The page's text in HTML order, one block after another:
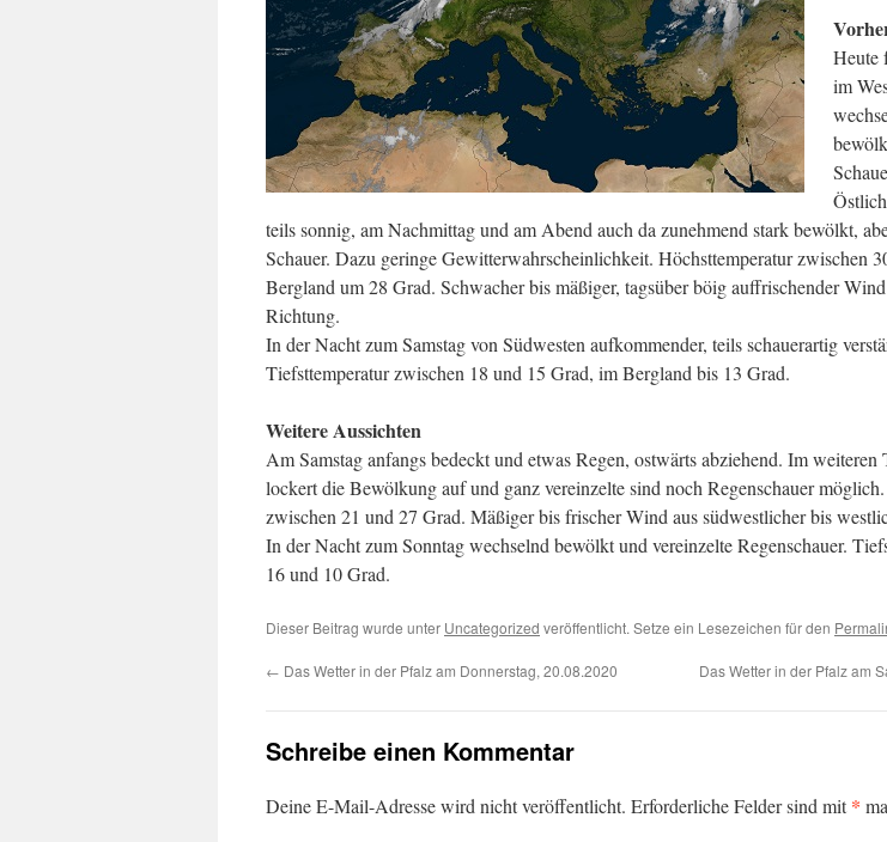
Heute
im
teils sonnig, am Nachmittag und am Abend auch da zunehmend stark bewölkt,
Schauer. Dazu geringe Gewitterwahrscheinlichkeit. Höchsttemperatur zwischen
Bergland um 28 Grad. Schwacher bis mäßiger, tagsüber böig auffrischender
Richtung.
In der Nacht zum Samstag von Südwesten aufkommender, teils schauerartig
Tiefsttemperatur zwischen 18 und 15 Grad, im Bergland bis 13 Grad.
Weitere Aussichten
Am Samstag anfangs bedeckt und etwas Regen, ostwärts abziehend. Im weiteren
lockert die Bewölkung auf und ganz vereinzelte sind noch Regenschauer
zwischen 21 und 27 Grad. Mäßiger bis frischer Wind aus südwestlicher bis
In der Nacht zum Sonntag wechselnd bewölkt und vereinzelte Regenschauer.
16 und 10 Grad.
Dieser Beitrag wurde unter Uncategorized veröffentlicht. Setze ein Lesezeichen für den
← Das Wetter in der Pfalz am Donnerstag, 20.08.2020 Das Wetter in der Pfalz am
Schreibe einen Kommentar
Deine E-Mail-Adresse wird nicht veröffentlicht. Erforderliche Felder sind mit*